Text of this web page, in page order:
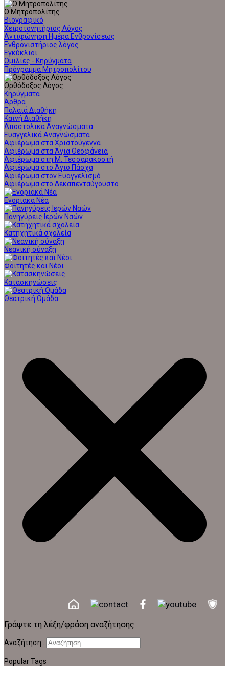
Ο Μητροπολίτης
Βιογραφικό
Χειροτονητήριος Λόγος
Αντιφώνηση Ημέρα Ενθρονίσεως
Ενθρονιστήριος λόγος
Εγκύκλιοι
Ομιλίες - Κηρύγματα
Πρόγραμμα Μητροπολίτου
Ορθόδοξος Λόγος
Κηρύγματα
Άρθρα
Παλαιά Διαθήκη
Καινή Διαθήκη
Αποστολικά Αναγνώσματα
Ευαγγελικά Αναγνώσματα
Αφιέρωμα στα Χριστούγεννα
Αφιέρωμα στα Άγια Θεοφάνεια
Αφιέρωμα στη Μ. Τεσσαρακοστή
Αφιέρωμα στο Άγιο Πάσχα
Αφιέρωμα στον Ευαγγελισμό
Αφιέρωμα στο Δεκαπενταύγουστο
Ενοριακά Νέα
Πανηγύρεις Ιερών Ναών
Κατηχητικά σχολεία
Νεανική σύναξη
Φοιτητές και Νέοι
Κατασκηνώσεις
Θεατρική Ομάδα
Γράψτε τη λέξη/φράση αναζήτησης
Αναζήτηση...
Popular Tags